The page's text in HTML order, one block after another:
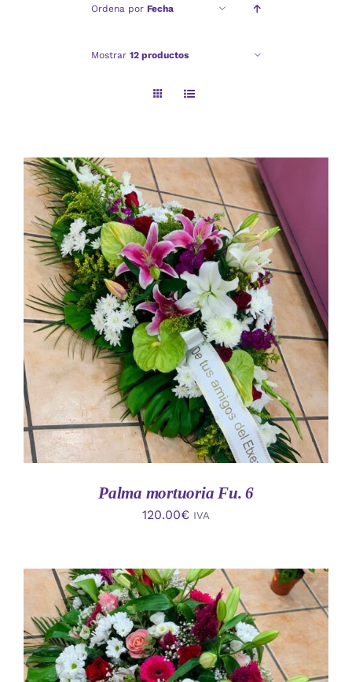
Politica de privacidadOrdena por Fecha
Mostrar 12 productos
AÑADIR AL CARRITO
/
DETALLES
Palma mortuoria Fu. 6
120.00€ IVA